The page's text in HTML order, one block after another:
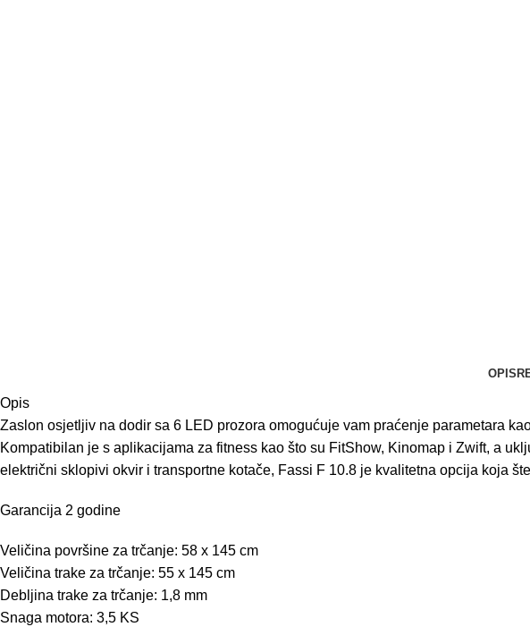
OPIS
Opis
Zaslon osjetljiv na dodir sa 6 LED prozora omogućuje vam praćenje parametara
Kompatibilan je s aplikacijama za fitness kao što su FitShow, Kinomap i Zwift, a
električni sklopivi okvir i transportne kotače, Fassi F 10.8 je kvalitetna opcija koja
Garancija 2 godine
Veličina površine za trčanje: 58 x 145 cm
Veličina trake za trčanje: 55 x 145 cm
Debljina trake za trčanje: 1,8 mm
Snaga motora: 3,5 KS